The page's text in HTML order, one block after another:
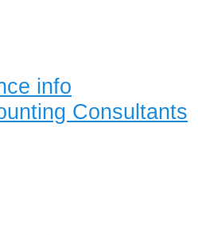
info
Consultants